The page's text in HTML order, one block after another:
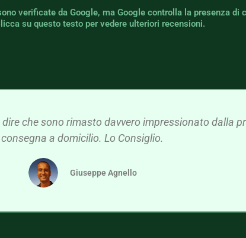
verificate da Google, ma Google controlla la presenza
su questo testo per vedere ulteriori recensioni.
che sono rimasto davvero impressionato dalla
consegna a domicilio. Lo Consiglio.
Giuseppe Agnello